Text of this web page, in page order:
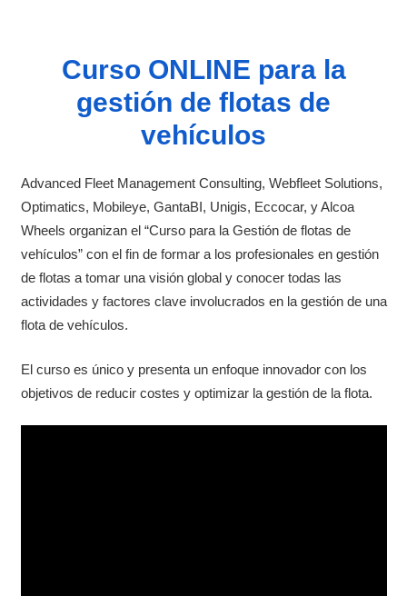
Curso ONLINE para la
gestión de flotas de
vehículos
Advanced Fleet Management Consulting, Webfleet Solutions,
Optimatics, Mobileye, GantaBI, Unigis, Eccocar, y Alcoa
Wheels organizan el “Curso para la Gestión de flotas de
vehículos” con el fin de formar a los profesionales en gestión
de flotas a tomar una visión global y conocer todas las
actividades y factores clave involucrados en la gestión de una
flota de vehículos.
El curso es único y presenta un enfoque innovador con los
objetivos de reducir costes y optimizar la gestión de la flota.